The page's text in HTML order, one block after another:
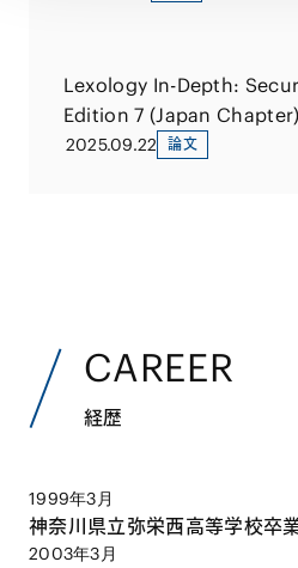
Lexology In-Depth:
Edition 7 (Japan Chapter)
2025.09.22 論文
CAREER
経歴
1999年3月
神奈川県立弥栄西高等学校卒
2003年3月